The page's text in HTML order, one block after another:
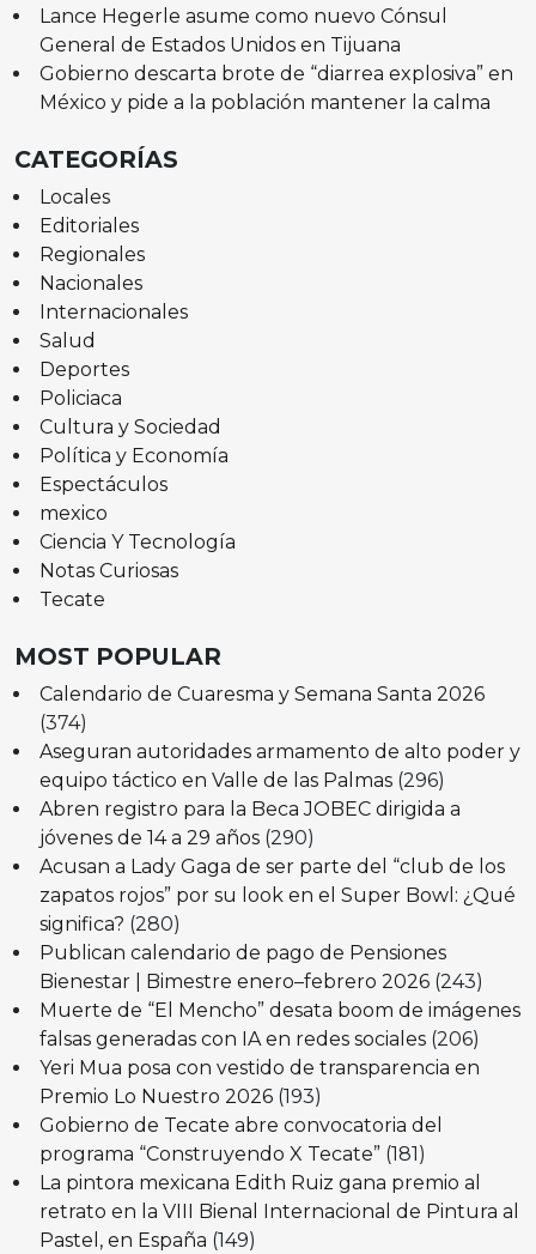
Lance Hegerle asume como nuevo Cónsul
General de Estados Unidos en Tijuana
Gobierno descarta brote de “diarrea explosiva” en
México y pide a la población mantener la calma
CATEGORÍAS
Locales
Editoriales
Regionales
Nacionales
Internacionales
Salud
Deportes
Policiaca
Cultura y Sociedad
Política y Economía
Espectáculos
mexico
Ciencia Y Tecnología
Notas Curiosas
Tecate
MOST POPULAR
Calendario de Cuaresma y Semana Santa 2026
(374)
Aseguran autoridades armamento de alto poder y
equipo táctico en Valle de las Palmas (296)
Abren registro para la Beca JOBEC dirigida a
jóvenes de 14 a 29 años (290)
Acusan a Lady Gaga de ser parte del “club de los
zapatos rojos” por su look en el Super Bowl: ¿Qué
significa? (280)
Publican calendario de pago de Pensiones
Bienestar | Bimestre enero–febrero 2026 (243)
Muerte de “El Mencho” desata boom de imágenes
falsas generadas con IA en redes sociales (206)
Yeri Mua posa con vestido de transparencia en
Premio Lo Nuestro 2026 (193)
Gobierno de Tecate abre convocatoria del
programa “Construyendo X Tecate” (181)
La pintora mexicana Edith Ruiz gana premio al
retrato en la VIII Bienal Internacional de Pintura al
Pastel, en España (149)